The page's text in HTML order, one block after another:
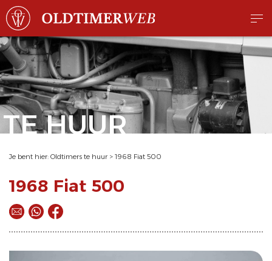
TE HUUR
Je bent hier: Oldtimers te huur > 1968 Fiat 500
1968 Fiat 500